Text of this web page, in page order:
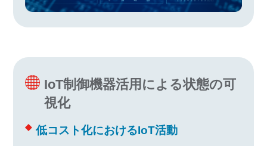
IoT制御機器活用による状態の可
視化
低コスト化におけるIoT活動